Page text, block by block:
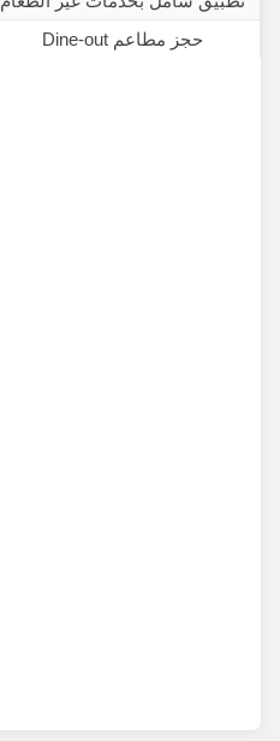
حجز مطاعم Dine-out